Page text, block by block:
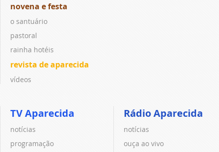
novena e festa
o santuário
pastoral
rainha hotéis
revista de aparecida
vídeos
TV Aparecida
notícias
programação
Rádio Aparecida
notícias
ouça ao vivo